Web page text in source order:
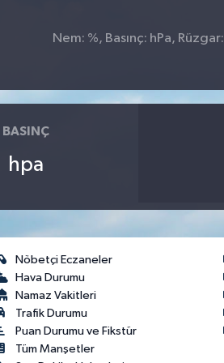
Nem: %, Basınç: hPa, Rüzgar:
BASINÇ
hpa
Nöbetçi Eczaneler
Hava Durumu
Namaz Vakitleri
Trafik Durumu
Puan Durumu ve Fikstür
Tüm Manşetler